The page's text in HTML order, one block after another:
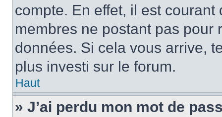
compte. En effet, il est
membres ne postant pas
données. Si cela vous arrive,
plus investi sur le forum.
Haut
» J’ai perdu mon mot de